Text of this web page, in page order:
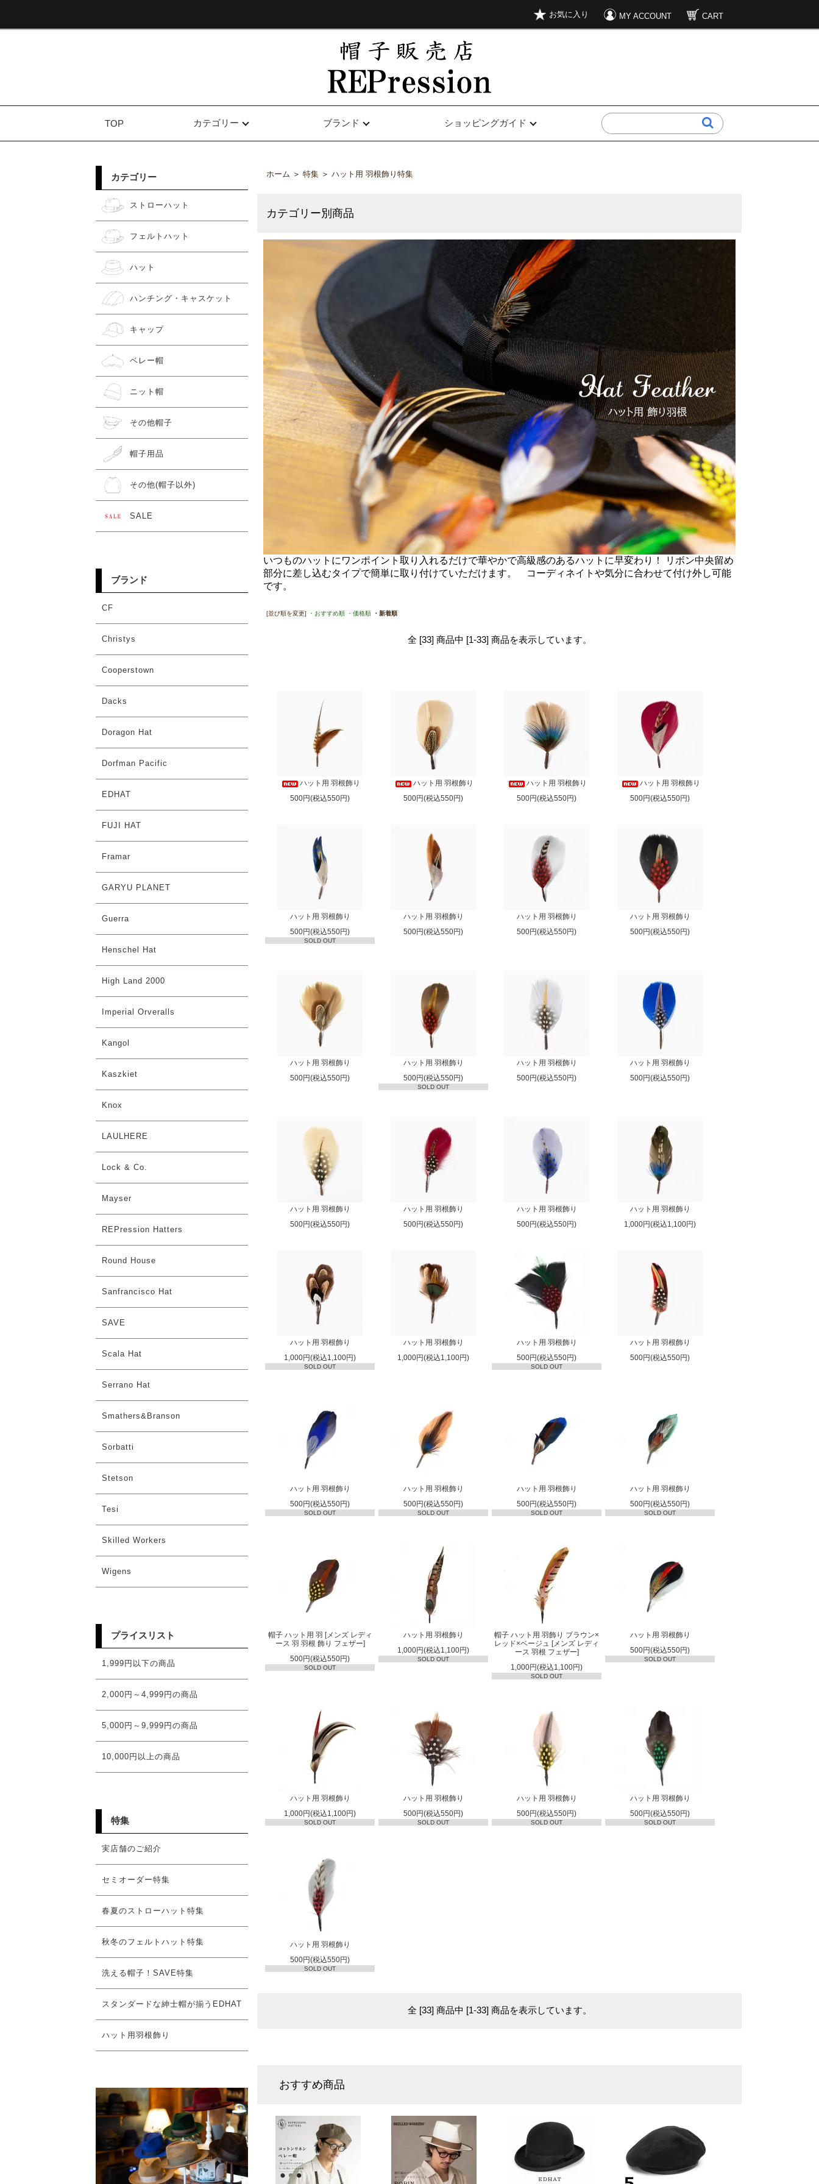
お気に入り MY ACCOUNT CART
TOP カテゴリー ブランド ショッピングガイド
カテゴリー
ストローハット
フェルトハット
ハット
ハンチング・キャスケット
キャップ
ベレー帽
ニット帽
その他帽子
帽子用品
その他(帽子以外)
SALE
ブランド
CF
Christys
Cooperstown
Dacks
Doragon Hat
Dorfman Pacific
EDHAT
FUJI HAT
Framar
GARYU PLANET
Guerra
Henschel Hat
High Land 2000
Imperial Orveralls
Kangol
Kaszkiet
Knox
LAULHERE
Lock & Co.
Mayser
REPression Hatters
Round House
Sanfrancisco Hat
SAVE
Scala Hat
Serrano Hat
Smathers&Branson
Sorbatti
Stetson
Tesi
Skilled Workers
Wigens
プライスリスト
1,999円以下の商品
2,000円～4,999円の商品
5,000円～9,999円の商品
10,000円以上の商品
特集
実店舗のご紹介
セミオーダー特集
春夏のストローハット特集
秋冬のフェルトハット特集
洗える帽子！SAVE特集
スタンダードな紳士帽が揃うEDHAT
ハット用羽根飾り
ホーム ＞ 特集 ＞ ハット用 羽根飾り特集
カテゴリー別商品
いつものハットにワンポイント取り入れるだけで華やかで高級感のあるハットに早変わり！ リボン中央留め
部分に差し込むタイプで簡単に取り付けていただけます。 コーディネイトや気分に合わせて付け外し可能
です。
[並び順を変更] ・おすすめ順 ・価格順 ・新着順
全 [33] 商品中 [1-33] 商品を表示しています。
ハット用 羽根飾り
500円(税込550円)
ハット用 羽根飾り
500円(税込550円)
ハット用 羽根飾り
500円(税込550円)
ハット用 羽根飾り
500円(税込550円)
ハット用 羽根飾り
500円(税込550円)
SOLD OUT
ハット用 羽根飾り
500円(税込550円)
ハット用 羽根飾り
500円(税込550円)
ハット用 羽根飾り
500円(税込550円)
ハット用 羽根飾り
500円(税込550円)
ハット用 羽根飾り
500円(税込550円)
SOLD OUT
ハット用 羽根飾り
500円(税込550円)
ハット用 羽根飾り
500円(税込550円)
ハット用 羽根飾り
500円(税込550円)
ハット用 羽根飾り
500円(税込550円)
ハット用 羽根飾り
500円(税込550円)
ハット用 羽根飾り
1,000円(税込1,100円)
ハット用 羽根飾り
1,000円(税込1,100円)
SOLD OUT
ハット用 羽根飾り
1,000円(税込1,100円)
ハット用 羽根飾り
500円(税込550円)
SOLD OUT
ハット用 羽根飾り
500円(税込550円)
ハット用 羽根飾り
500円(税込550円)
SOLD OUT
ハット用 羽根飾り
500円(税込550円)
SOLD OUT
ハット用 羽根飾り
500円(税込550円)
SOLD OUT
ハット用 羽根飾り
500円(税込550円)
SOLD OUT
帽子 ハット用 羽 [メンズ レディ
ース 羽 羽根 飾り フェザー]
500円(税込550円)
SOLD OUT
ハット用 羽根飾り
1,000円(税込1,100円)
SOLD OUT
帽子 ハット用 羽飾り ブラウン×
レッド×ベージュ [メンズ レディ
ース 羽根 フェザー]
1,000円(税込1,100円)
SOLD OUT
ハット用 羽根飾り
500円(税込550円)
SOLD OUT
ハット用 羽根飾り
1,000円(税込1,100円)
SOLD OUT
ハット用 羽根飾り
500円(税込550円)
SOLD OUT
ハット用 羽根飾り
500円(税込550円)
SOLD OUT
ハット用 羽根飾り
500円(税込550円)
SOLD OUT
ハット用 羽根飾り
500円(税込550円)
SOLD OUT
全 [33] 商品中 [1-33] 商品を表示しています。
おすすめ商品